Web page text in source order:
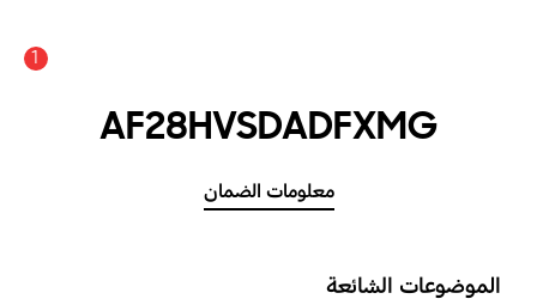
1
AF28HVSDADFXMG
معلومات الضمان
الموضوعات الشائعة